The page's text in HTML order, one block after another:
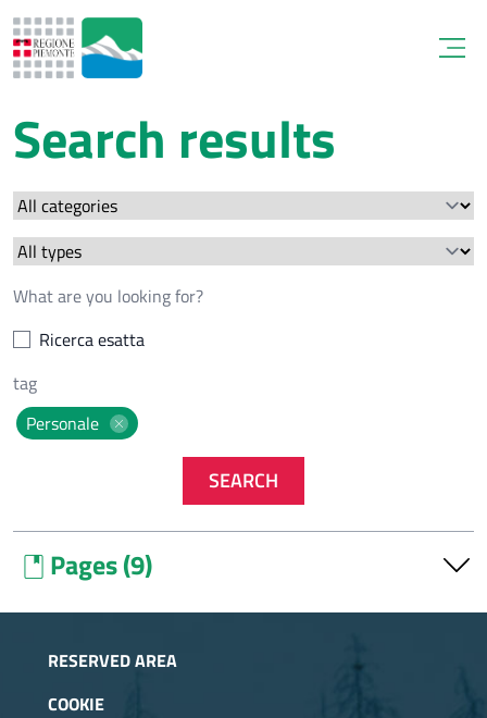
Search results
Ricerca esatta
Personale
SEARCH
bookPages (9)
Contrattazione collettiva
Contrattazione integrativa
Dotazione organica
RESERVED AREA
COOKIE